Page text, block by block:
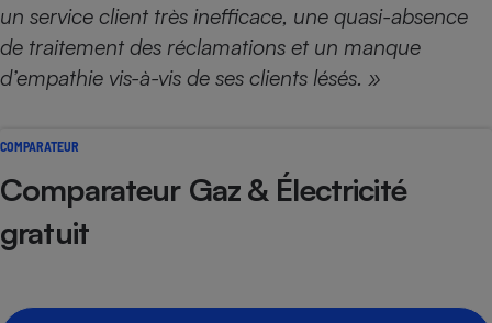
un service client très inefficace, une quasi-absence
de traitement des réclamations et un manque
d’empathie vis-à-vis de ses clients lésés. »
COMPARATEUR
Comparateur Gaz & Électricité
gratuit